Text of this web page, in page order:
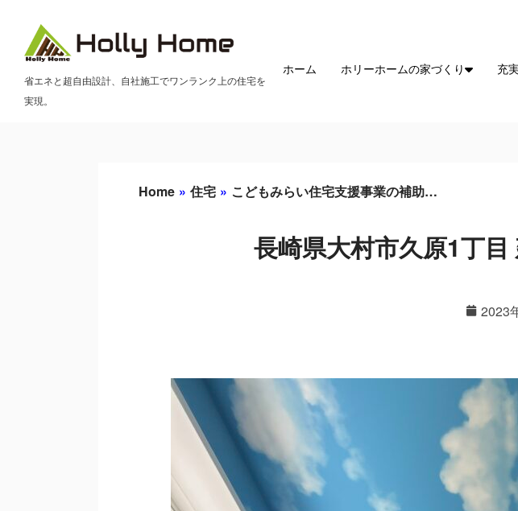
省エネと超自由設計、自社施工でワンランク上の住宅を
実現。
ホーム ホリーホームの家づくり 充
Home » 住宅 » こどもみらい住宅支援事業の補助…
長崎県大村市久原1丁
2023